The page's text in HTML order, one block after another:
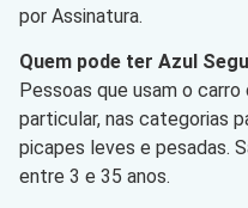
por Assinatura.
Quem pode ter Azul
Pessoas que usam o
particular, nas categorias
picapes leves e pesadas.
entre 3 e 35 anos.